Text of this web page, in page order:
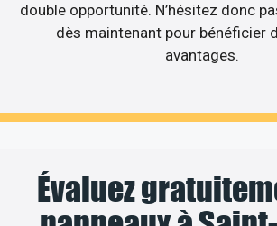
double opportunité. N’hésitez donc
dès maintenant pour bénéficier
avantages.
Évaluez